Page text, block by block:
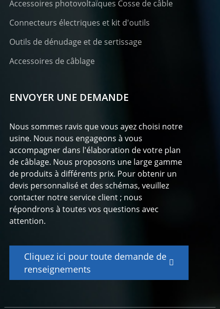
Accessoires photovoltaïques Cosse de câble
Connecteurs électriques et kit d'outils
Outils de dénudage et de sertissage
Accessoires de câblage
ENVOYER UNE DEMANDE
Nous sommes ravis que vous ayez choisi notre
usine. Nous nous engageons à vous
accompagner dans l'élaboration de votre plan
de câblage. Nous proposons une large gamme
de produits à différents prix. Pour obtenir un
devis personnalisé et des schémas, veuillez
contacter notre service client ; nous
répondrons à toutes vos questions avec
attention.
Cliquez ici pour toute demande de
renseignements